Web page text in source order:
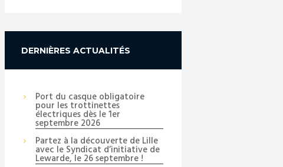
DERNIÈRES ACTUALITÉS
Port du casque obligatoire
pour les trottinettes
électriques dès le 1er
septembre 2026
Partez à la découverte de Lille
avec le Syndicat d’initiative de
Lewarde, le 26 septembre !